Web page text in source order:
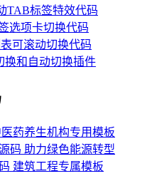
TAB标签特效代码
选项卡切换代码
可滚动切换代码
换和自动切换插件
药养生机构专用模板
码 助力绿色能源转型
建筑工程专属模板